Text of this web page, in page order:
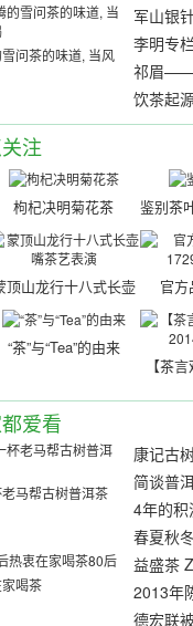
品牌
式
问茶的味道, 当风
军山银
宝, 以色
形而闻
李明专
本身，
的期许
祁眉——
红色国
饮茶起
注
鉴别茶
枸杞决明菊花茶
官
顶山龙行十八式长壶
嘴茶艺表演
【茶
“茶”与“Tea”的由来
爱看
马帮古树普洱茶
康记古
茶品评
精致
简谈普
中的“拼
4年的
子, 世
放!
春夏秋
么特点
80后
喝茶
益盛茶
产商获
2013年
饼开汤
德宏联